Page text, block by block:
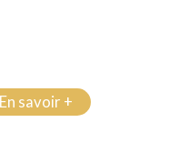
En savoir +